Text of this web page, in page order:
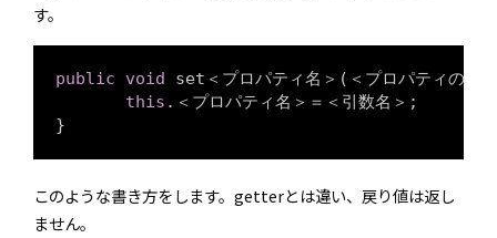
す。
public void
set＜プロパティ名＞(＜プロパティの型
this .＜プロパティ名＞＝＜引数名＞;
}
このような書き方をします。getterとは違い、戻り値は返し
ません。